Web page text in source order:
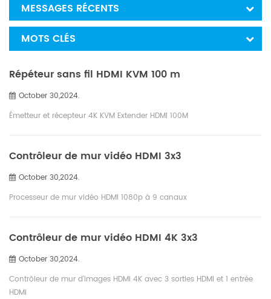
MESSAGES RÉCENTS
MOTS CLÉS
Répéteur sans fil HDMI KVM 100 m
October 30,2024.
Émetteur et récepteur 4K KVM Extender HDMI 100M
Contrôleur de mur vidéo HDMI 3x3
October 30,2024.
Processeur de mur vidéo HDMI 1080p à 9 canaux
Contrôleur de mur vidéo HDMI 4K 3x3
October 30,2024.
Contrôleur de mur d'images HDMI 4K avec 3 sorties HDMI et 1 entrée
HDMI